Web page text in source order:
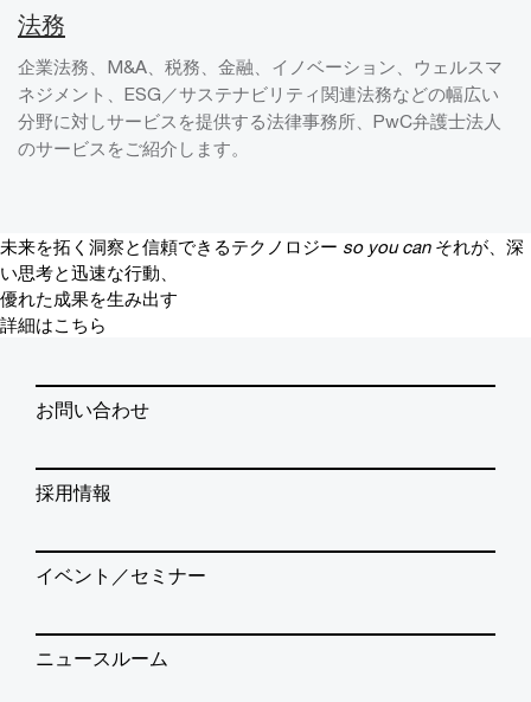
法務
企業法務、M&A、税務、金融、イノベーション、ウェルスマ
ネジメント、ESG／サステナビリティ関連法務などの幅広い
分野に対しサービスを提供する法律事務所、PwC弁護士法人
のサービスをご紹介します。
未来を拓く洞察と信頼できるテクノロジー so you can それが、深
い思考と迅速な行動、
優れた成果を生み出す
詳細はこちら
お問い合わせ
採用情報
イベント／セミナー
ニュースルーム